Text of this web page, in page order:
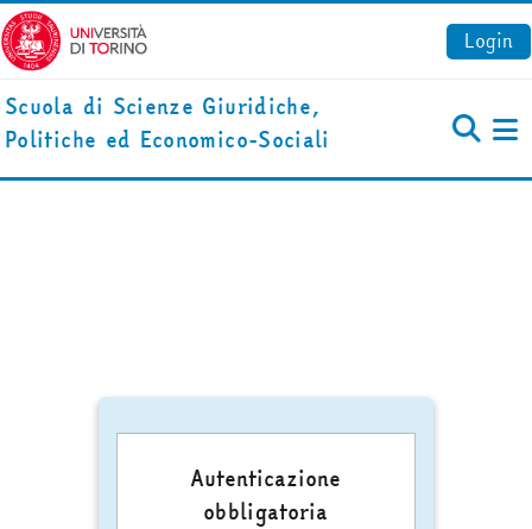
Vai al contenuto principale
Login
Scuola di Scienze Giuridiche,
Politiche ed Economico-Sociali
Autenticazione
obbligatoria